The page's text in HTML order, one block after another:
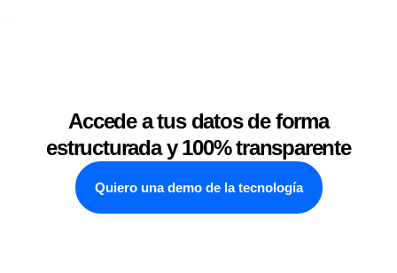
Accede a tus datos de forma
estructurada y 100% transparente
Quiero una demo de la tecnología